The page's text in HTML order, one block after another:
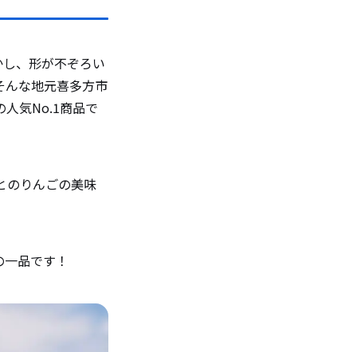
、形が不ぞろい
んな地元喜多方市
人気No.1商品で
のりんごの美味
品です！